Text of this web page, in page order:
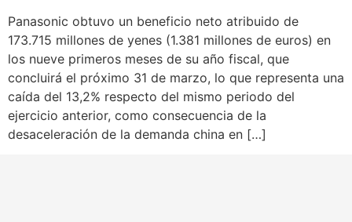
Panasonic obtuvo un beneficio neto atribuido de
173.715 millones de yenes (1.381 millones de euros) en
los nueve primeros meses de su año fiscal, que
concluirá el próximo 31 de marzo, lo que representa una
caída del 13,2% respecto del mismo periodo del
ejercicio anterior, como consecuencia de la
desaceleración de la demanda china en […]